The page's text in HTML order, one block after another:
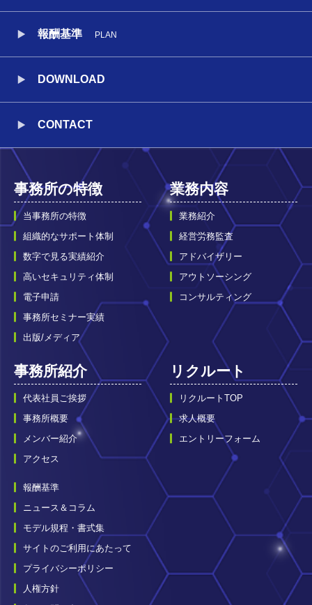
報酬基準 PLAN
DOWNLOAD
CONTACT
事務所の特徴
当事務所の特徴
組織的なサポート体制
数字で見る実績紹介
高いセキュリティ体制
電子申請
事務所セミナー実績
出版/メディア
業務内容
業務紹介
経営労務監査
アドバイザリー
アウトソーシング
コンサルティング
事務所紹介
代表社員ご挨拶
事務所概要
メンバー紹介
アクセス
リクルート
リクルートTOP
求人概要
エントリーフォーム
報酬基準
ニュース＆コラム
モデル規程・書式集
サイトのご利用にあたって
プライバシーポリシー
人権方針